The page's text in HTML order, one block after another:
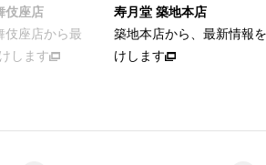
伎座店
伎座店から最
します
寿月堂 築地本店
築地本店から、最新情報
けします